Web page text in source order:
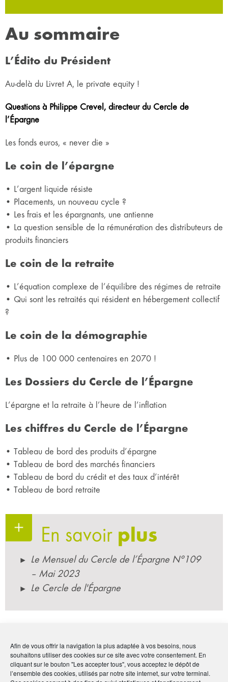
Afin de vous offrir la navigation la plus adaptée à vos besoins, nous
souhaitons utiliser des cookies sur ce site avec votre consentement. En
cliquant sur le bouton "Les accepter tous", vous acceptez le dépôt de
l’ensemble des cookies, utilisés par notre site internet, sur votre terminal.
Au sommaire
L’Édito du Président
Au-delà du Livret A, le private equity !
Questions à Philippe Crevel, directeur du Cercle de
l’Épargne
Les fonds euros, « never die »
Le coin de l’épargne
• L’argent liquide résiste
• Placements, un nouveau cycle ?
• Les frais et les épargnants, une antienne
• La question sensible de la rémunération des distributeurs de
produits financiers
Le coin de la retraite
• L’équation complexe de l’équilibre des régimes de retraite
• Qui sont les retraités qui résident en hébergement collectif
?
Le coin de la démographie
• Plus de 100 000 centenaires en 2070 !
Les Dossiers du Cercle de l’Épargne
L’épargne et la retraite à l’heure de l’inflation
Les chiffres du Cercle de l’Épargne
• Tableau de bord des produits d’épargne
• Tableau de bord des marchés financiers
• Tableau de bord du crédit et des taux d’intérêt
• Tableau de bord retraite
En savoir plus
Le Mensuel du Cercle de l’Épargne N°109
– Mai 2023
Le Cercle de l'Épargne
Publié le :10 mai 2023
Noter 3.8/5 4votes